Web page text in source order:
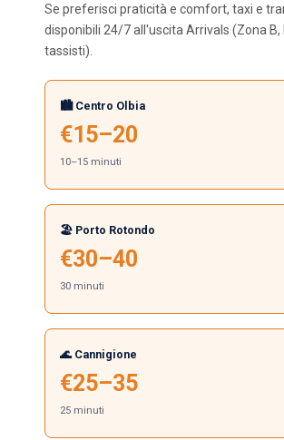
Se preferisci praticità e comfort, taxi e
disponibili 24/7 all'uscita Arrivals (Zona B,
tassisti).
🏙️ Centro Olbia
€15–20
10–15 minuti
🏖️ Porto Rotondo
€30–40
30 minuti
🌊 Cannigione
€25–35
25 minuti